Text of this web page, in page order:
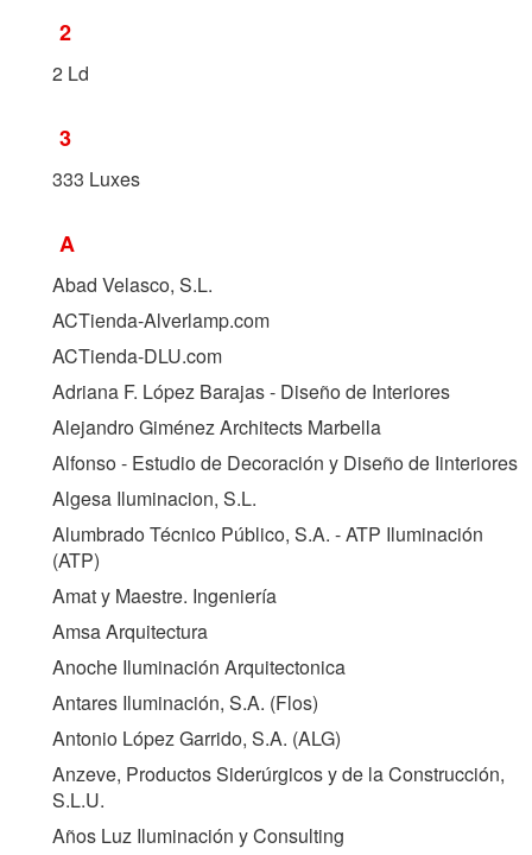
2
2 Ld
3
333 Luxes
A
Abad Velasco, S.L.
ACTienda-Alverlamp.com
ACTienda-DLU.com
Adriana F. López Barajas - Diseño de Interiores
Alejandro Giménez Architects Marbella
Alfonso - Estudio de Decoración y Diseño de Iinteriores
Algesa Iluminacion, S.L.
Alumbrado Técnico Público, S.A. - ATP Iluminación
(ATP)
Amat y Maestre. Ingeniería
Amsa Arquitectura
Anoche Iluminación Arquitectonica
Antares Iluminación, S.A. (Flos)
Antonio López Garrido, S.A. (ALG)
Anzeve, Productos Siderúrgicos y de la Construcción,
S.L.U.
Años Luz Iluminación y Consulting